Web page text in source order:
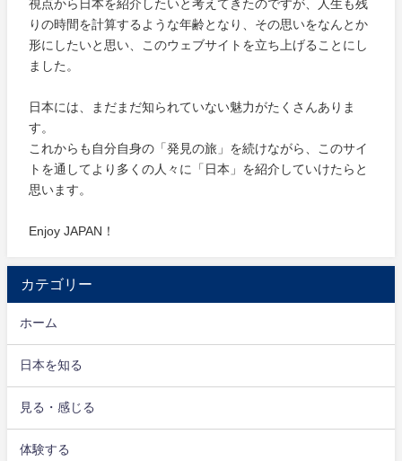
視点から日本を紹介したいと考えてきたのですが、人生も残
りの時間を計算するような年齢となり、その思いをなんとか
形にしたいと思い、このウェブサイトを立ち上げることにし
ました。
日本には、まだまだ知られていない魅力がたくさんありま
す。
これからも自分自身の「発見の旅」を続けながら、このサイ
トを通してより多くの人々に「日本」を紹介していけたらと
思います。
Enjoy JAPAN！
カテゴリー
ホーム
日本を知る
見る・感じる
体験する